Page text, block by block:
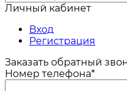
Личный кабинет
Вход
Регистрация
Заказать обратный
Номер телефона*